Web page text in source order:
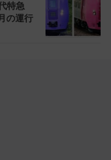
特急
の運行